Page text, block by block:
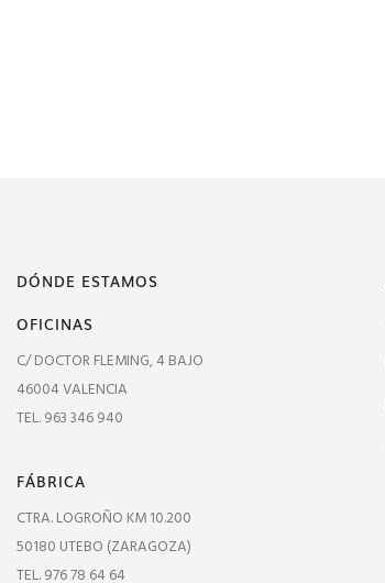
DÓNDE ESTAMOS
OFICINAS
C/ DOCTOR FLEMING, 4 BAJO
46004 VALENCIA
TEL. 963 346 940
FÁBRICA
CTRA. LOGROÑO KM 10.200
50180 UTEBO (ZARAGOZA)
TEL. 976 78 64 64